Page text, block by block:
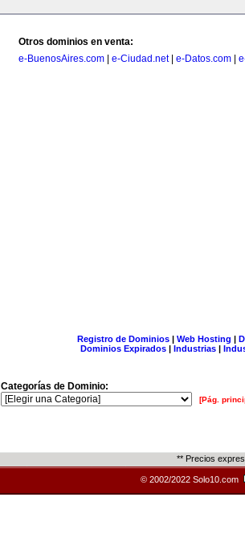
Otros dominios en venta:
e-BuenosAires.com
e-Ciudad.net| e-Datos.com
Registro de Dominios| Web Hosting |
Dominios Expirados | Industrias |
Categorías de Dominio:
[Pág.
** Precios
© 2002/2022 Solo10.com